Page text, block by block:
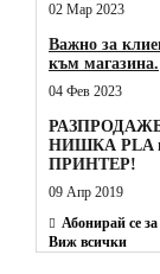
02 Мар 2023
Важно за
към магазина.
04 Фев 2023
НИШКА PLA и
ПРИНТЕР!
09 Апр 2019
Абонирай се
Виж всички